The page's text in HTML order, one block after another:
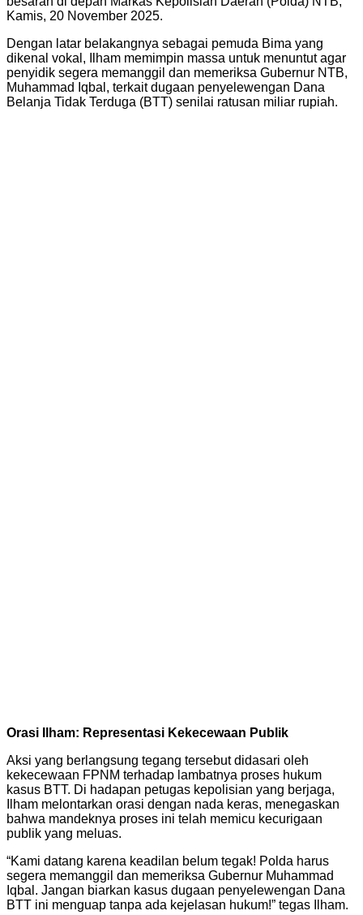
Kamis, 20 November 2025.
Dengan latar belakangnya sebagai pemuda Bima yang
dikenal vokal, Ilham memimpin massa untuk menuntut agar
penyidik segera memanggil dan memeriksa Gubernur NTB,
Muhammad Iqbal, terkait dugaan penyelewengan Dana
Belanja Tidak Terduga (BTT) senilai ratusan miliar rupiah.
Orasi Ilham: Representasi Kekecewaan Publik
Aksi yang berlangsung tegang tersebut didasari oleh
kekecewaan FPNM terhadap lambatnya proses hukum
kasus BTT. Di hadapan petugas kepolisian yang berjaga,
Ilham melontarkan orasi dengan nada keras, menegaskan
bahwa mandeknya proses ini telah memicu kecurigaan
publik yang meluas.
“Kami datang karena keadilan belum tegak! Polda harus
segera memanggil dan memeriksa Gubernur Muhammad
Iqbal. Jangan biarkan kasus dugaan penyelewengan Dana
BTT ini menguap tanpa ada kejelasan hukum!” tegas Ilham.